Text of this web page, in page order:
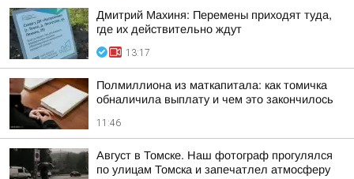
Дмитрий Махиня: Перемены приходят туда,
где их действительно ждут
13:17
Полмиллиона из маткапитала: как томичка
обналичила выплату и чем это закончилось
11:46
Август в Томске. Наш фотограф прогулялся
по улицам Томска и запечатлел атмосферу